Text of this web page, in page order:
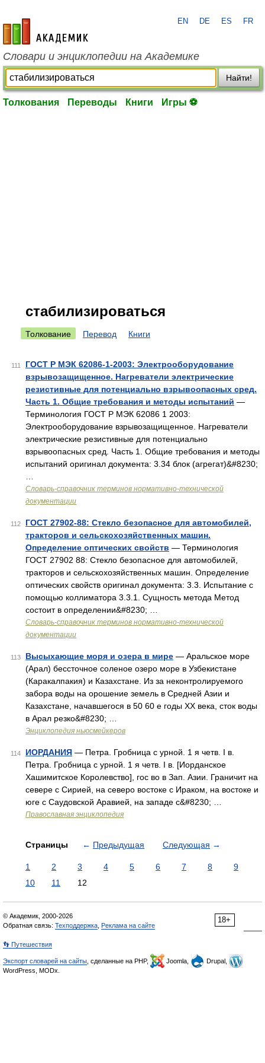
academic.ru
EN DE ES FR
Словари и энциклопедии на Академике
Найти!
Толкования Переводы Книги Игры ⚽
стабилизироваться
Толкование Перевод Книги
111
ГОСТ Р МЭК 62086-1-2003: Электрооборудование
взрывозащищенное. Нагреватели электрические
резистивные для потенциально взрывоопасных сред.
Часть 1. Общие требования и методы испытаний —
Терминология ГОСТ Р МЭК 62086 1 2003:
Электрооборудование взрывозащищенное. Нагреватели
электрические резистивные для потенциально
взрывоопасных сред. Часть 1. Общие требования и методы
испытаний оригинал документа: 3.34 блок (агрегат)&#8230;
Словарь-справочник терминов нормативно-технической
документации
112
ГОСТ 27902-88: Стекло безопасное для автомобилей,
тракторов и сельскохозяйственных машин.
Определение оптических свойств — Терминология
ГОСТ 27902 88: Стекло безопасное для автомобилей,
тракторов и сельскохозяйственных машин. Определение
оптических свойств оригинал документа: 3.3. Испытание с
помощью коллиматора 3.3.1. Сущность метода Метод
состоит в определении&#8230; …
Словарь-справочник терминов нормативно-технической
документации
113 Высыхающие моря и озера в мире — Аральское море
(Арал) бессточное соленое озеро море в Узбекистане
(Каракалпакия) и Казахстане. Из за неконтролируемого
забора воды на орошение земель в Средней Азии и
Казахстане, начавшегося в 50 60 е годы ХХ века, сток воды
в Арал резко&#8230; …
Энциклопедия ньюсмейкеров
114 ИОРДАНИЯ — Петра. Гробница с урной. 1 я четв. I в.
Петра. Гробница с урной. 1 я четв. I в. [Иорданское
Хашимитское Королевство], гос во в Зап. Азии. Граничит на
севере с Сирией, на северо востоке с Ираком, на востоке и
юге с Саудовской Аравией, на западе с&#8230; …
Православная энциклопедия
Страницы ← Предыдущая Следующая →
1 2 3 4 5 6 7 8
9
10
11 12
18+
© Академик, 2000-2026
Обратная связь: Техподдержка Реклама на сайте
👣 Путешествия
Экспорт словарей на сайты , сделанные на PHP, Joomla,
Drupal,
WordPress, MODx.